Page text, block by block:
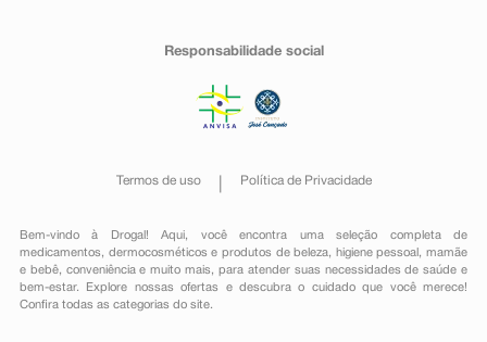
Responsabilidade social
Termos de uso Política de Privacidade
Bem-vindo à Drogal! Aqui, você encontra uma seleção completa de
medicamentos , dermocosméticos e produtos de beleza, higiene pessoal ,mamãe
e bebê, conveniênciae muito mais, para atender suas necessidades de saúde e
bem-estar. Explore nossas ofertas e descubra o cuidado que você merece!
Confira todas as categorias do site.